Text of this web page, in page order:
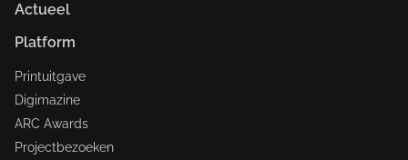
Actueel
Platform
Printuitgave
Digimazine
ARC Awards
Projectbezoeken